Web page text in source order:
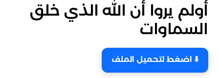
أولم يروا أن الله الذي خلق
السماوات
⬇️ اضغط لتحميل الملف